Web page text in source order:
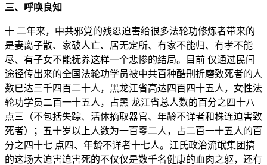
三、呼唤良知
十 二年来，中共邪党的残忍迫害给很多法轮功修炼者带来的
是妻离子散、家破人亡、居无定所、有家不能归、有孝不能
尽、有子女不能抚养这样一个悲惨的结局。目前 仅通过民间
途径传出来的全国法轮功学员被中共百种酷刑折磨致死者的人
数已达三千四百二十人，黑龙江省高达四百四十五人，女性法
轮功学员二百一十五人，占黑 龙江省总人数的百分之四十八
点三（不包括失踪、活体摘取器官、年龄不详者和株连迫害致
死者）；五十岁以上人数为一百零二人，占二百一十五人的百
分之四十七 点四、年龄不详者十七人。江氏政治流氓集团搞
的这场大迫害迫害死的不仅仅是数千名健康的血肉之躯，还有